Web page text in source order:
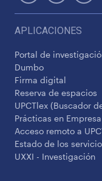
APLICACIONES
Portal de
Dumbo
Firma digital
Reserva de espacios
UPCTlex (Buscador
Prácticas en
Acceso remoto a
Estado de los
UXXI - Investigación